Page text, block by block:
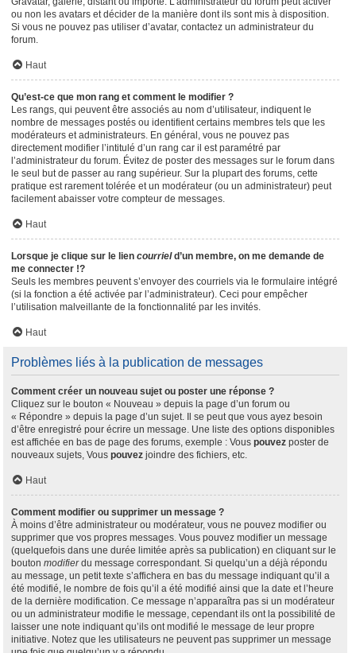
ou non les avatars et décider de la manière dont ils sont mis à disposition.
Si vous ne pouvez pas utiliser d’avatar, contactez un administrateur du
forum.
Haut
Qu’est-ce que mon rang et comment le modifier ?
Les rangs, qui peuvent être associés au nom d’utilisateur, indiquent le
nombre de messages postés ou identifient certains membres tels que les
modérateurs et administrateurs. En général, vous ne pouvez pas
directement modifier l’intitulé d’un rang car il est paramétré par
l’administrateur du forum. Évitez de poster des messages sur le forum dans
le seul but de passer au rang supérieur. Sur la plupart des forums, cette
pratique est rarement tolérée et un modérateur (ou un administrateur) peut
facilement abaisser votre compteur de messages.
Haut
Lorsque je clique sur le lien courrield’un membre, on me demande de
me connecter !?
Seuls les membres peuvent s’envoyer des courriels via le formulaire intégré
(si la fonction a été activée par l’administrateur). Ceci pour empêcher
l’utilisation malveillante de la fonctionnalité par les invités.
Haut
Problèmes liés à la publication de messages
Comment créer un nouveau sujet ou poster une réponse ?
Cliquez sur le bouton « Nouveau » depuis la page d’un forum ou
« Répondre » depuis la page d’un sujet. Il se peut que vous ayez besoin
d’être enregistré pour écrire un message. Une liste des options disponibles
est affichée en bas de page des forums, exemple : Vous pouvez poster de
nouveaux sujets, Vous pouvez joindre des fichiers, etc.
Haut
Comment modifier ou supprimer un message ?
À moins d’être administrateur ou modérateur, vous ne pouvez modifier ou
supprimer que vos propres messages. Vous pouvez modifier un message
(quelquefois dans une durée limitée après sa publication) en cliquant sur le
bouton modifierdu message correspondant. Si quelqu’un a déjà répondu
au message, un petit texte s’affichera en bas du message indiquant qu’il a
été modifié, le nombre de fois qu’il a été modifié ainsi que la date et l’heure
de la dernière modification. Ce message n’apparaîtra pas si un modérateur
ou un administrateur modifie le message, cependant ils ont la possibilité de
laisser une note indiquant qu’ils ont modifié le message de leur propre
initiative. Notez que les utilisateurs ne peuvent pas supprimer un message